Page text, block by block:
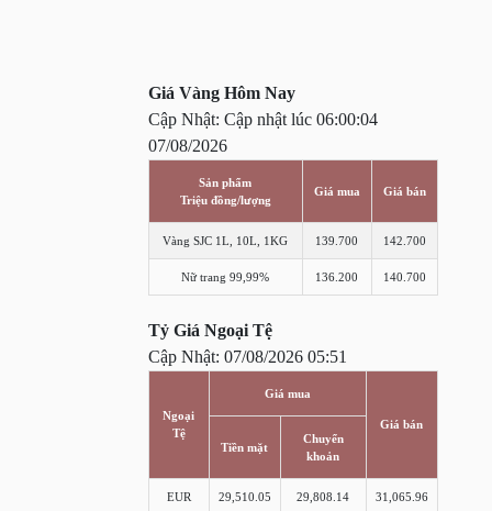
Giá Vàng Hôm Nay
Cập Nhật: Cập nhật lúc 06:00:04
07/08/2026
Sản phẩm
Triệu đồng/lượng
Giá mua Giá bán
Vàng SJC 1L, 10L, 1KG 139.700 142.700
Nữ trang 99,99% 136.200 140.700
Tỷ Giá Ngoại Tệ
Cập Nhật: 07/08/2026 05:51
Ngoại
Tệ
Giá mua
Giá bán
Tiền mặt
Chuyển
khoản
EUR 29,510.05 29,808.14 31,065.96